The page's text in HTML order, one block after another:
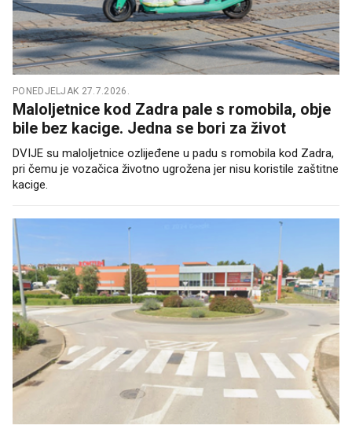
PONEDJELJAK 27.7.2026.
Maloljetnice kod Zadra pale s romobila, obje
bile bez kacige. Jedna se bori za život
DVIJE su maloljetnice ozlijeđene u padu s romobila kod Zadra,
pri čemu je vozačica životno ugrožena jer nisu koristile zaštitne
kacige.